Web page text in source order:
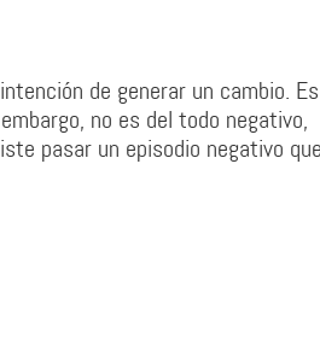
de generar un cambio. Es
no es del todo negativo,
pasar un episodio negativo que